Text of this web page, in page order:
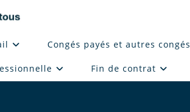
Congés payés et autres congés
Fin de contrat